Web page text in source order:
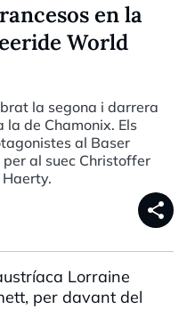
en la
World
la segona i darrera
de Chamonix. Els
al Baser
al suec Christoffer
share
Lorraine
per davant del